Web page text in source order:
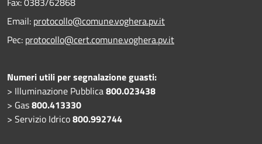
Email: protocollo@comune.voghera.pv.it
Pec: protocollo@cert.comune.voghera.pv.it
Numeri utili per segnalazione guasti:
> Illuminazione Pubblica800.023438
> Gas800.413330
> Servizio Idrico800.992744